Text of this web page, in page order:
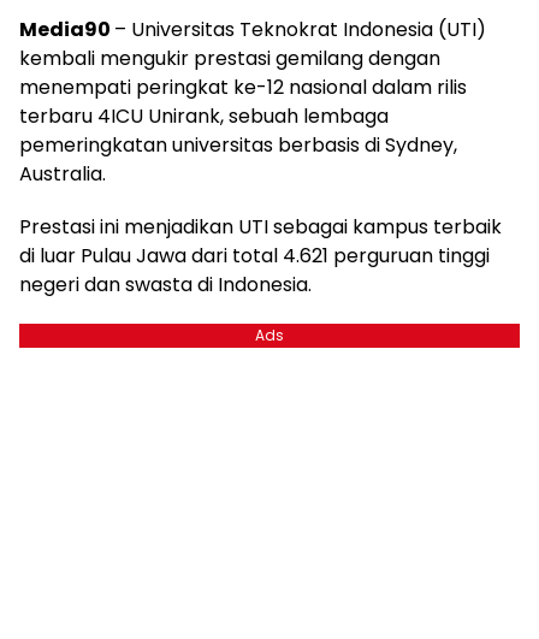
Media90 – Universitas Teknokrat Indonesia (UTI)
kembali mengukir prestasi gemilang dengan
menempati peringkat ke-12 nasional dalam rilis
terbaru 4ICU Unirank, sebuah lembaga
pemeringkatan universitas berbasis di Sydney,
Australia.
Prestasi ini menjadikan UTI sebagai kampus terbaik
di luar Pulau Jawa dari total 4.621 perguruan tinggi
negeri dan swasta di Indonesia.
Ads